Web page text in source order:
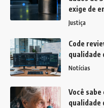
exige de
Justiça
Code
qualidade
Notícias
Você
qualidade